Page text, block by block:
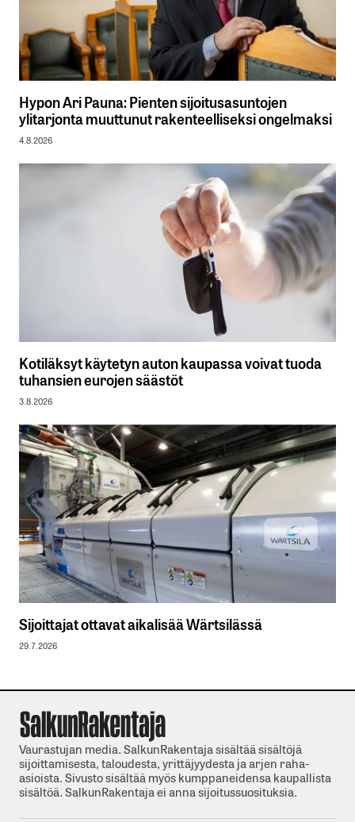
Hypon Ari Pauna: Pienten sijoitusasuntojen
ylitarjonta muuttunut rakenteelliseksi ongelmaksi
4.8.2026
Kotiläksyt käytetyn auton kaupassa voivat tuoda
tuhansien eurojen säästöt
3.8.2026
Sijoittajat ottavat aikalisää Wärtsilässä
29.7.2026
Vaurastujan media. SalkunRakentaja sisältää sisältöjä
sijoittamisesta, taloudesta, yrittäjyydesta ja arjen raha-
asioista. Sivusto sisältää myös kumppaneidensa kaupallista
sisältöä. SalkunRakentaja ei anna sijoitussuosituksia.